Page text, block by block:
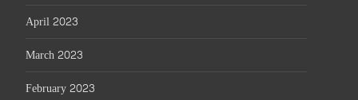
April 2023
March 2023
February 2023